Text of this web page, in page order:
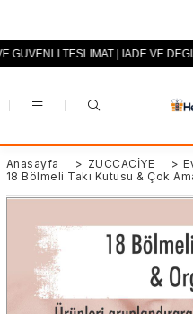
+90 (0553) 694 94 70
TESLİMAT | İADE VE
Anasayfa > ZÜCCACİYE >
18 Bölmeli Takı Kutusu & Çok